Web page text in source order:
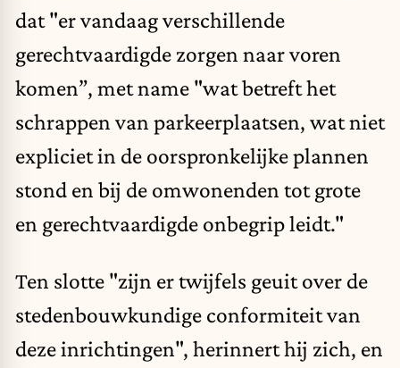
dat "er vandaag verschillende
gerechtvaardigde zorgen naar voren
komen”, met name "wat betreft het
schrappen van parkeerplaatsen, wat niet
expliciet in de oorspronkelijke plannen
stond en bij de omwonenden tot grote
en gerechtvaardigde onbegrip leidt."
Ten slotte "zijn er twijfels geuit over de
stedenbouwkundige conformiteit van
deze inrichtingen", herinnert hij zich, en